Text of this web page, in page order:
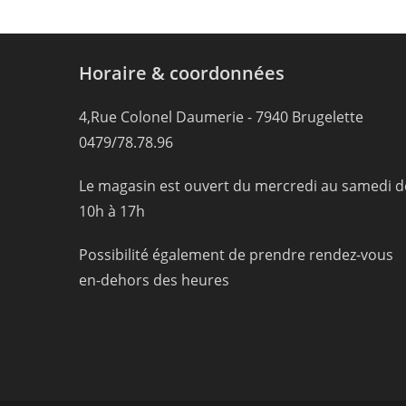
Horaire & coordonnées
4,Rue Colonel Daumerie - 7940 Brugelette
0479/78.78.96
Le magasin est ouvert du mercredi au samedi
10h à 17h
Possibilité également de prendre rendez-vous
en-dehors des heures